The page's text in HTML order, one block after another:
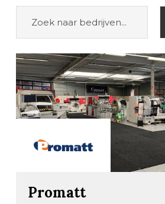
Promatt